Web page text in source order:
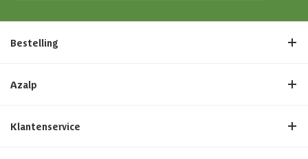
Bestelling
Azalp
Klantenservice